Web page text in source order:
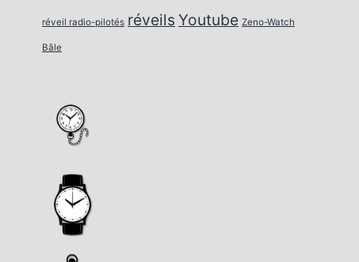
réveil radio-pilotés réveils Youtube Zeno-Watch
Bâle